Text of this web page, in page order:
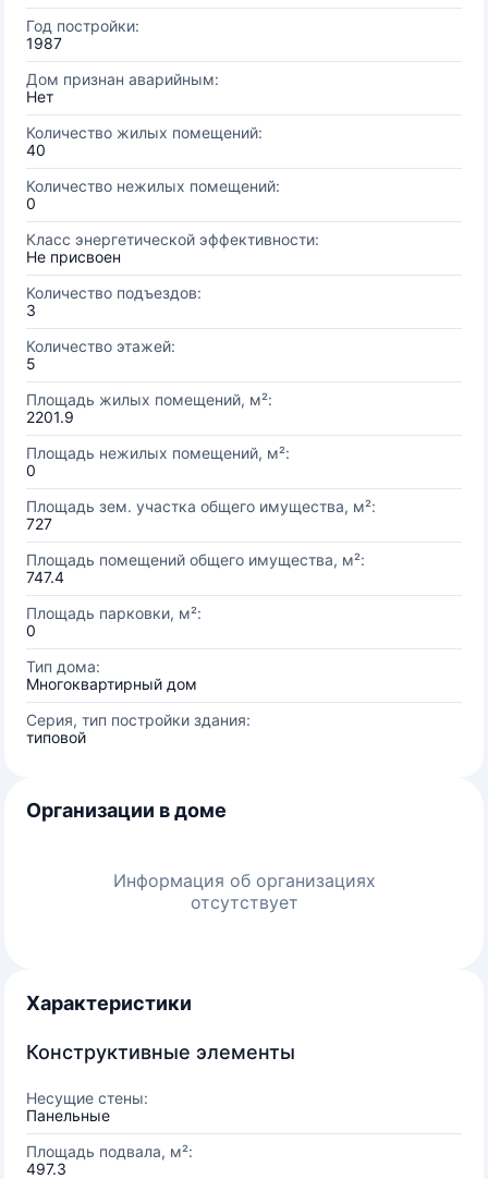
Год постройки:
1987
Дом признан аварийным:
Нет
Количество жилых помещений:
40
Количество нежилых помещений:
0
Класс энергетической эффективности:
Не присвоен
Количество подъездов:
3
Количество этажей:
5
Площадь жилых помещений, м²:
2201.9
Площадь нежилых помещений, м²:
0
Площадь зем. участка общего имущества, м²:
727
Площадь помещений общего имущества, м²:
747.4
Площадь парковки, м²:
0
Тип дома:
Многоквартирный дом
Серия, тип постройки здания:
типовой
Организации в доме
Информация об организациях
отсутствует
Характеристики
Конструктивные элементы
Несущие стены:
Панельные
Площадь подвала, м²:
497.3